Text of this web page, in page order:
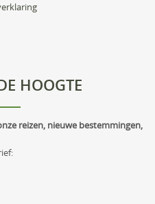
HOOGTE
reizen, nieuwe bestemmingen,